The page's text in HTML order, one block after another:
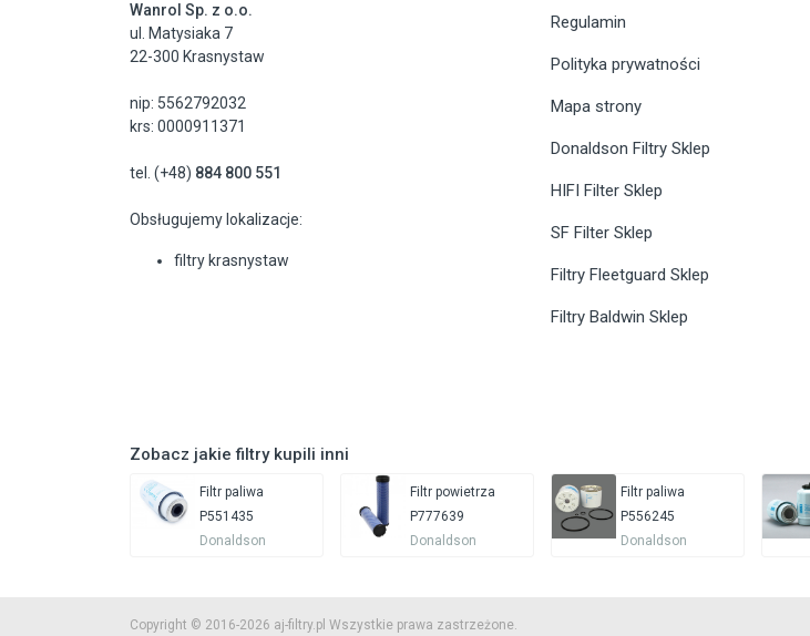
Wanrol Sp. z o.o.
ul. Matysiaka 7
22-300 Krasnystaw
nip: 5562792032
krs: 0000911371
tel. (+48) 884 800 551
Obsługujemy lokalizacje:
filtry krasnystaw
Regulamin
Polityka prywatności
Mapa strony
Donaldson Filtry Sklep
HIFI Filter Sklep
SF Filter Sklep
Filtry Fleetguard Sklep
Filtry Baldwin Sklep
Zobacz jakie filtry kupili inni
Filtr paliwa
P551435
Donaldson
Filtr powietrza
P777639
Donaldson
Filtr paliwa
P556245
Donaldson
Copyright © 2016-2026 aj-filtry.pl Wszystkie prawa zastrzeżone.